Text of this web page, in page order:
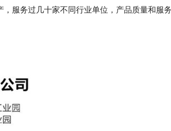
服务过几十家不同行业单位，产品质量和服